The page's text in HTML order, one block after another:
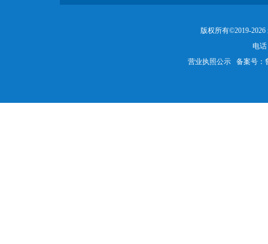
版权所有©2019-
电话
营业执照公示备案号：鲁